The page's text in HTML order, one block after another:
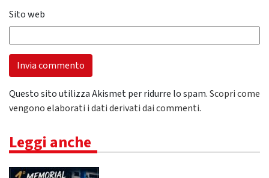
Sito web
Questo sito utilizza Akismet per ridurre lo spam.Scopri come
vengono elaborati i dati derivati dai commenti.
Leggi anche